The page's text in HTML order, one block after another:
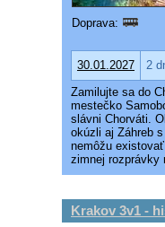
Doprava:
30.01.2027 2
Zamilujte sa do
mestečko
slávni Chorváti.
okúzli aj Záhreb
nemôžu
zimnej rozprávky
Krakov 3v1 -